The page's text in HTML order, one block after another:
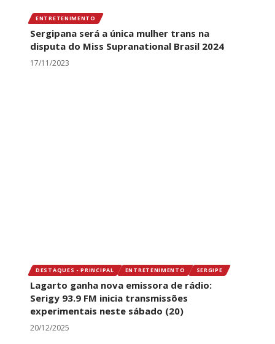
ENTRETENIMENTO
Sergipana será a única mulher trans na
disputa do Miss Supranational Brasil 2024
17/11/2023
DESTAQUES - PRINCIPAL ENTRETENIMENTO SERGIPE
Lagarto ganha nova emissora de rádio:
Serigy 93.9 FM inicia transmissões
experimentais neste sábado (20)
20/12/2025